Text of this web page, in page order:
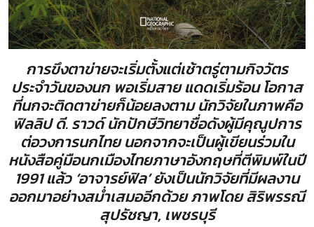
การขึงตาข่ายจะเริ่มตั้งแต่เช้าตรู่ตามกิจวัตร
ประจำวันของนก พอเริ่มสาย แดดเริ่มร้อน โอกาส
ที่นกจะติดตาข่ายก็น้อยลงตาม นักวิจัยในภาพคือ
ฟิลลิป ดี. ราวด์ นักปักษีวิทยาชื่อดังผู้มีคุณูปการ
ต่อวงการนกไทย นอกจากจะเป็นผู้เขียนร่วมใน
หนังสือคู่มือนกเมืองไทยภาษาอังกฤษที่ตีพิมพ์ในปี
1991 แล้ว ‘อาจารย์ฟิล’ ยังเป็นนักวิจัยที่มีผลงาน
ออกมาอย่างสม่ำเสมออีกด้วย ภาพโดย สิริพรรณี
สุปรัชญา, เพชรบุรี